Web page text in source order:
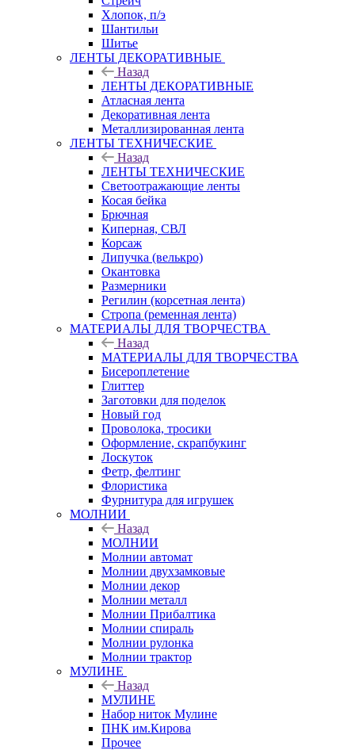
Хлопок, п/э
Шантильи
Шитье
ЛЕНТЫ ДЕКОРАТИВНЫЕ
Назад
ЛЕНТЫ ДЕКОРАТИВНЫЕ
Атласная лента
Декоративная лента
Металлизированная лента
ЛЕНТЫ ТЕХНИЧЕСКИЕ
Назад
ЛЕНТЫ ТЕХНИЧЕСКИЕ
Светоотражающие ленты
Косая бейка
Брючная
Киперная, СВЛ
Корсаж
Липучка (велькро)
Окантовка
Размерники
Регилин (корсетная лента)
Стропа (ременная лента)
МАТЕРИАЛЫ ДЛЯ ТВОРЧЕСТВА
Назад
МАТЕРИАЛЫ ДЛЯ ТВОРЧЕСТВА
Бисероплетение
Глиттер
Заготовки для поделок
Новый год
Проволока, тросики
Оформление, скрапбукинг
Лоскуток
Фетр, фелтинг
Флористика
Фурнитура для игрушек
МОЛНИИ
Назад
МОЛНИИ
Молнии автомат
Молнии двухзамковые
Молнии декор
Молнии металл
Молнии Прибалтика
Молнии спираль
Молнии рулонка
Молнии трактор
МУЛИНЕ
Назад
МУЛИНЕ
Набор ниток Мулине
ПНК им.Кирова
Прочее